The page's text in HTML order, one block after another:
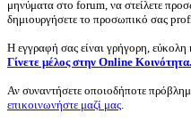
μηνύματα στο forum, να στείλετε
δημιουργήσετε το προσωπικό σας
Η εγγραφή σας είναι γρήγορη, εύκολη
Γίνετε μέλος στην Online Κοινότητα.
Αν συναντήσετε οποιοδήποτε
επικοινωνήστε μαζί μας.